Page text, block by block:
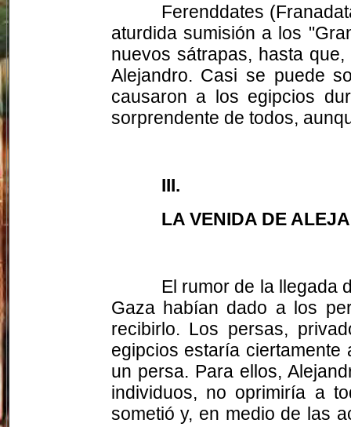
Ferenddates
aturdida sumisión a los
nuevos sátrapas, hasta
Alejandro. Casi se puede
causaron a los egipcios
sorprendente de todos,
III.
LA VENIDA DE
El rumor de la llegada
Gaza habían dado a los
recibirlo. Los persas,
egipcios estaría
un persa. Para ellos,
individuos, no oprimiría a
sometió y, en medio de las